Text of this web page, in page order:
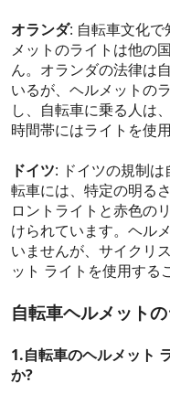
オランダ: 自転車文化
メットのライトは他の
ん。オランダの法律は
いるが、ヘルメットの
し、自転車に乗る人は
時間帯にはライトを使
ドイツ: ドイツの規制
転車には、特定の明る
ロントライトと赤色の
けられています。ヘル
いませんが、サイクリ
ット ライトを使用する
自転車ヘルメット
1.自転車のヘルメット
か?